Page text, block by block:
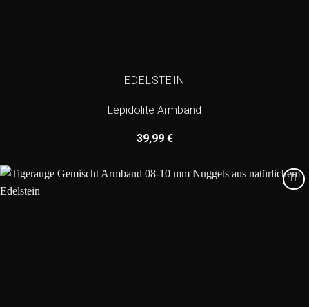
EDELSTEIN
Lepidolite Armband
39,99 €